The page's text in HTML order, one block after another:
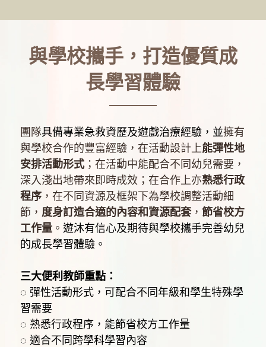
與學校攜手，打造優質成
長學習體驗
團隊具備專業急救資歷及遊戲治療經驗，並擁有
與學校合作的豐富經驗，在活動設計上能彈性地
安排活動形式 ；在活動中能配合不同幼兒需要，
深入淺出地帶來即時成效；在合作上亦熟悉行政
程序 ，在不同資源及框架下為學校調整活動細
節， 度身訂造合適的內容和資源配套， 節省校方
工作量 。 遊沐有信心及期待與學校攜手完善幼兒
的成長學習體驗。
三大便利教師重點：
◌ 彈性活動形式，可配合不同年級和學生特殊學
習需要
◌ 熟悉行政程序，能節省校方工作量
◌ 適合不同跨學科學習內容